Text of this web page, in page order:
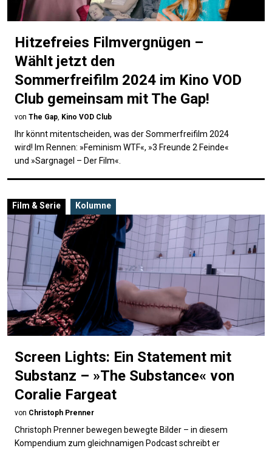
Hitzefreies Filmvergnügen –
Wählt jetzt den
Sommerfreifilm 2024 im Kino VOD
Club gemeinsam mit The Gap!
von The Gap, Kino VOD Club
Ihr könnt mitentscheiden, was der Sommerfreifilm 2024
wird! Im Rennen: »Feminism WTF«, »3 Freunde 2 Feinde«
und »Sargnagel – Der Film«.
Film & Serie Kolumne
Screen Lights: Ein Statement mit
Substanz – »The Substance« von
Coralie Fargeat
von Christoph Prenner
Christoph Prenner bewegen bewegte Bilder – in diesem
Kompendium zum gleichnamigen Podcast schreibt er